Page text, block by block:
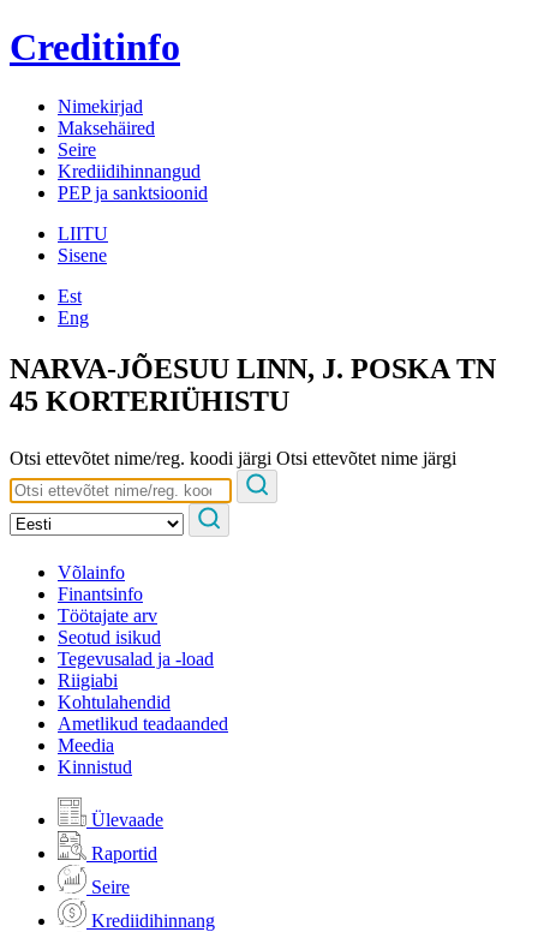
Creditinfo
Nimekirjad
Maksehäired
Seire
Krediidihinnangud
PEP ja sanktsioonid
LIITU
Sisene
Est
Eng
NARVA-JÕESUU LINN, J. POSKA TN
45 KORTERIÜHISTU
Otsi ettevõtet nime/reg. koodi järgi Otsi ettevõtet nime järgi
Võlainfo
Finantsinfo
Töötajate arv
Seotud isikud
Tegevusalad ja -load
Riigiabi
Kohtulahendid
Ametlikud teadaanded
Meedia
Kinnistud
Ülevaade
Raportid
Seire
Krediidihinnang